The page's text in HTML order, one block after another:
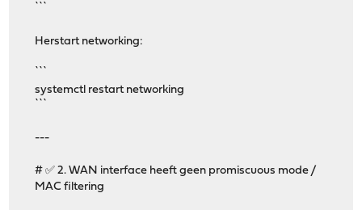
Herstart networking:
systemctl restart networking
---
# ✅ 2. WAN interface heeft geen promiscuous mode /
MAC filtering